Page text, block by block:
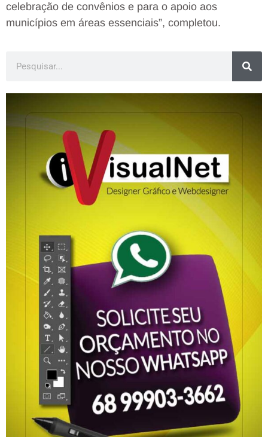
celebração de convênios e para o apoio aos
municípios em áreas essenciais”, completou.